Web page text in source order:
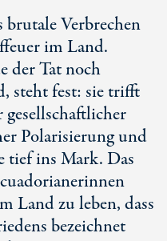
Verbrechen
im Land.
der Tat noch
steht fest: sie trifft
Polarisierung und
tief ins Mark. Das
Land zu leben, dass
bezeichnet